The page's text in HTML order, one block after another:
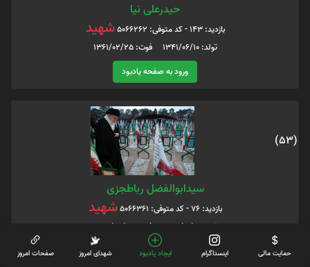
حیدرعلی نیا
بازدید: 143 - کد متوفی: 5066262 شهید
تولد: 1341/06/10 فوت: 1361/02/25
ورود به صفحه یادبود
(53)
سیدابوالفضل رباطجزی
بازدید: 76 - کد متوفی: 5066361 شهید
تولد: 1329/01/01 فوت: 1367/04/04
ورود به صفحه یادبود
حمایت مالی اینستاگرام ایجاد یادبود شهدای امروز صفحات امروز